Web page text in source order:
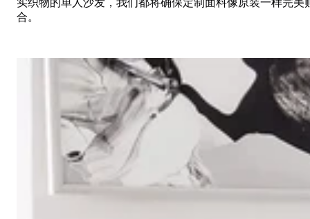
实织物的单人沙发，我们都将确保定制面料像原装一样完美
合。